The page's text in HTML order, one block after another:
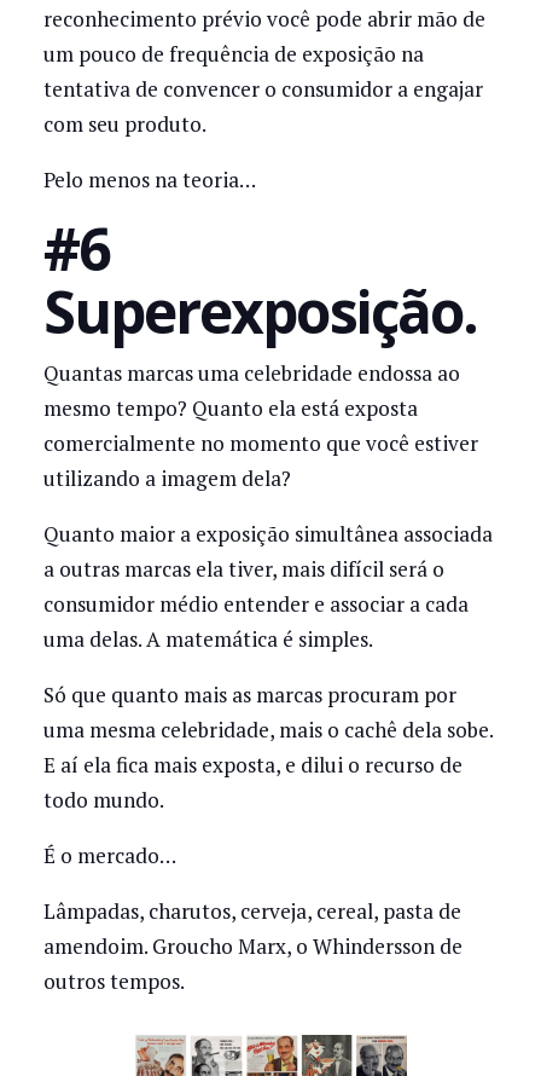
reconhecimento prévio você pode abrir mão de
um pouco de frequência de exposição na
tentativa de convencer o consumidor a engajar
com seu produto.
Pelo menos na teoria…
#6
Superexposição.
Quantas marcas uma celebridade endossa ao
mesmo tempo? Quanto ela está exposta
comercialmente no momento que você estiver
utilizando a imagem dela?
Quanto maior a exposição simultânea associada
a outras marcas ela tiver, mais difícil será o
consumidor médio entender e associar a cada
uma delas. A matemática é simples.
Só que quanto mais as marcas procuram por
uma mesma celebridade, mais o cachê dela sobe.
E aí ela fica mais exposta, e dilui o recurso de
todo mundo.
É o mercado…
Lâmpadas, charutos, cerveja, cereal, pasta de
amendoim. Groucho Marx, o Whindersson de
outros tempos.